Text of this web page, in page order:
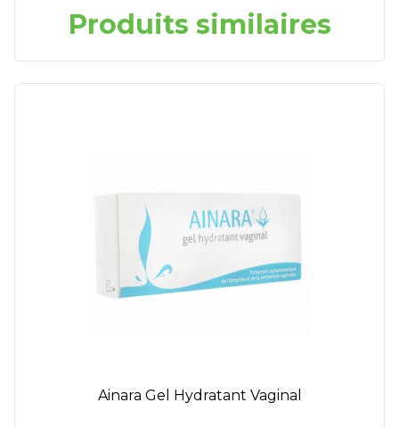
Produits similaires
Ainara Gel Hydratant Vaginal